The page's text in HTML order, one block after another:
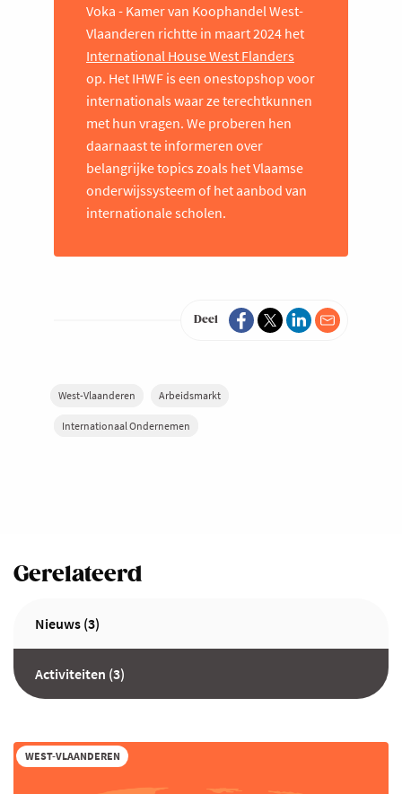
Voka - Kamer van Koophandel West-
Vlaanderen richtte in maart 2024 het
International House West Flanders
op. Het IHWF is een onestopshop voor
internationals waar ze terechtkunnen
met hun vragen. We proberen hen
daarnaast te informeren over
belangrijke topics zoals het Vlaamse
onderwijssysteem of het aanbod van
internationale scholen.
Deel
West-Vlaanderen Arbeidsmarkt
Internationaal Ondernemen
Gerelateerd
Nieuws (3)
Activiteiten (3)
WEST-VLAANDEREN